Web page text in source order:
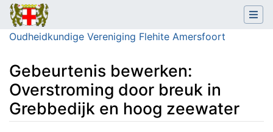
Oudheidkundige Vereniging Flehite Amersfoort
Gebeurtenis bewerken:
Overstroming door breuk in
Grebbedijk en hoog zeewater